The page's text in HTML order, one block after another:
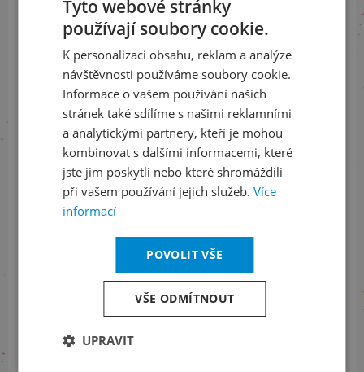
Sledujte nás na sociálních sítích
LinkedInflickr
Informace o stavu objednávek
Informace o programu
ENGLISH
Tyto webové stránky
používají soubory cookie.
K personalizaci obsahu, reklam a analýze
návštěvnosti používáme soubory cookie.
Informace o vašem používání našich
stránek také sdílíme s našimi reklamními
a analytickými partnery, kteří je mohou
kombinovat s dalšími informacemi, které
jste jim poskytli nebo které shromáždili
při vašem používání jejich služeb. Více
informací
POVOLIT VŠE
VŠE ODMÍTNOUT
UPRAVIT